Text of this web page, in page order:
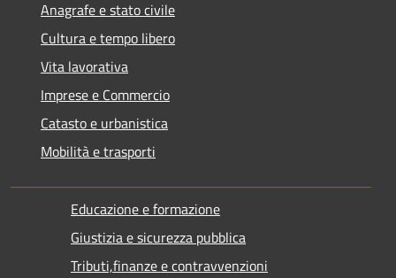
Anagrafe e stato civile
Cultura e tempo libero
Vita lavorativa
Imprese e Commercio
Catasto e urbanistica
Mobilità e trasporti
Educazione e formazione
Giustizia e sicurezza pubblica
Tributi,finanze e contravvenzioni